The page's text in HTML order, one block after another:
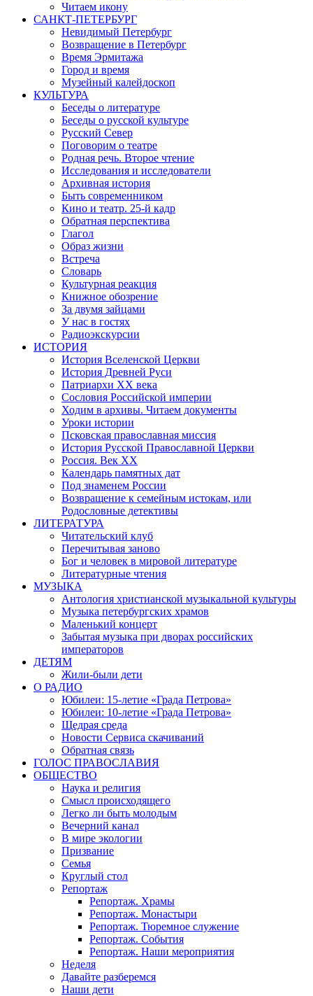
Читаем икону
САНКТ-ПЕТЕРБУРГ
Невидимый Петербург
Возвращение в Петербург
Время Эрмитажа
Город и время
Музейный калейдоскоп
КУЛЬТУРА
Беседы о литературе
Беседы о русской культуре
Русский Север
Поговорим о театре
Родная речь. Второе чтение
Исследования и исследователи
Архивная история
Быть современником
Кино и театр. 25-й кадр
Обратная перспектива
Глагол
Образ жизни
Встреча
Словарь
Культурная реакция
Книжное обозрение
За двумя зайцами
У нас в гостях
Радиоэкскурсии
ИСТОРИЯ
История Вселенской Церкви
История Древней Руси
Патриархи XX века
Сословия Российской империи
Ходим в архивы. Читаем документы
Уроки истории
Псковская православная миссия
История Русской Православной Церкви
Россия. Век ХХ
Календарь памятных дат
Под знаменем России
Возвращение к семейным истокам, или
Родословные детективы
ЛИТЕРАТУРА
Читательский клуб
Перечитывая заново
Бог и человек в мировой литературе
Литературные чтения
МУЗЫКА
Антология христианской музыкальной культуры
Музыка петербургских храмов
Маленький концерт
Забытая музыка при дворах российских
императоров
ДЕТЯМ
Жили-были дети
О РАДИО
Юбилеи: 15-летие «Града Петрова»
Юбилеи: 10-летие «Града Петрова»
Щедрая среда
Новости Сервиса скачиваний
Обратная связь
ГОЛОС ПРАВОСЛАВИЯ
ОБЩЕСТВО
Наука и религия
Смысл происходящего
Легко ли быть молодым
Вечерний канал
В мире экологии
Призвание
Семья
Круглый стол
Репортаж
Репортаж. Храмы
Репортаж. Монастыри
Репортаж. Тюремное служение
Репортаж. События
Репортаж. Наши мероприятия
Неделя
Давайте разберемся
Наши дети